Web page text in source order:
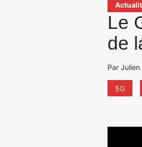
Le
de
Par
5G